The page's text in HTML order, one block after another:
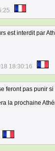
est interdit par
18:30:16
feront pas punir
la prochaine